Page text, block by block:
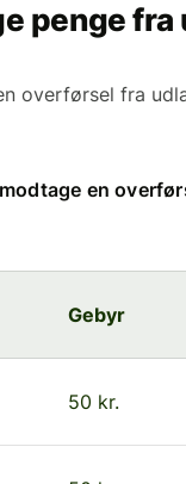
penge fra
overførsel fra
en
Gebyr
50 kr.